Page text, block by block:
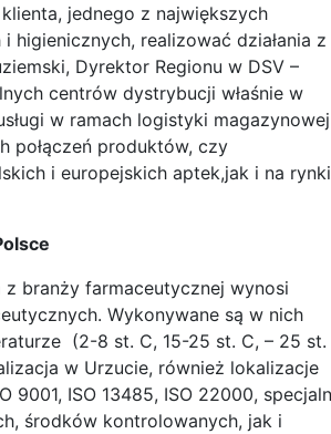
jednego z największych
realizować działania z
Dyrektor Regionu w DSV –
centrów dystrybucji właśnie w
w ramach logistyki
połączeń produktów, czy
i europejskich aptek,jak i na rynki
branży farmaceutycznej wynosi
Wykonywane są w nich
(2-8 st. C, 15-25 st. C, – 25 st.
w Urzucie, również lokalizacje
9001, ISO 13485, ISO 22000,
środków kontrolowanych, jak i